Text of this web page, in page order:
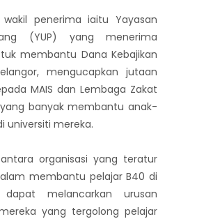
penerima iaitu Yayasan
(YUP) yang menerima
membantu Dana Kebajikan
mengucapkan jutaan
MAIS dan Lembaga Zakat
yang banyak membantu anak-
universiti mereka.
antara organisasi yang teratur
membantu pelajar B40 di
melancarkan urusan
yang tergolong pelajar